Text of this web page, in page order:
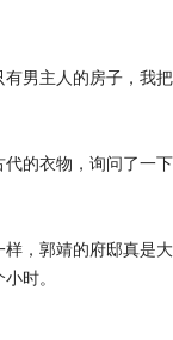
主人的房子，我把
衣物，询问了一下
郭靖的府邸真是大
时。